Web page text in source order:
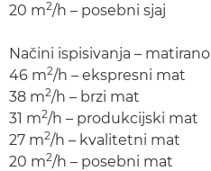
20 m2/h – posebni sjaj
Načini ispisivanja – matirano
46 m2/h – ekspresni mat
38 m2/h – brzi mat
31 m2/h – produkcijski mat
27 m2/h – kvalitetni mat
20 m2/h – posebni mat